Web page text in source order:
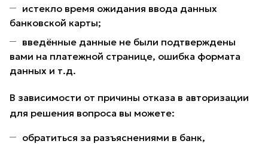
истекло время ожидания ввода данных
банковской карты;
введённые данные не были подтверждены
вами на платежной странице, ошибка формата
данных и т.д.
В зависимости от причины отказа в авторизации
для решения вопроса вы можете:
обратиться за разъяснениями в банк,